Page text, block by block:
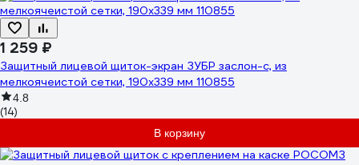
1 259 ₽
Защитный лицевой щиток-экран ЗУБР заслон-с, из
мелкоячеистой сетки, 190x339 мм 110855
4.8
(14)
В корзину